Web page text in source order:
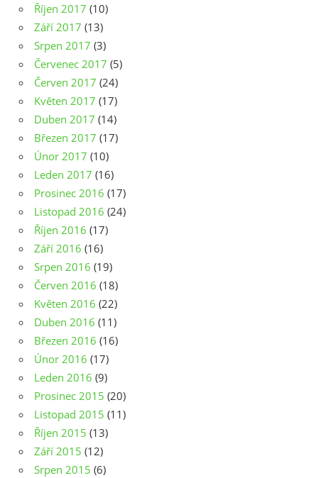
Říjen 2017 (10)
Září 2017 (13)
Srpen 2017 (3)
Červenec 2017 (5)
Červen 2017 (24)
Květen 2017 (17)
Duben 2017 (14)
Březen 2017 (17)
Únor 2017 (10)
Leden 2017 (16)
Prosinec 2016 (17)
Listopad 2016 (24)
Říjen 2016 (17)
Září 2016 (16)
Srpen 2016 (19)
Červen 2016 (18)
Květen 2016 (22)
Duben 2016 (11)
Březen 2016 (16)
Únor 2016 (17)
Leden 2016 (9)
Prosinec 2015 (20)
Listopad 2015 (11)
Říjen 2015 (13)
Září 2015 (12)
Srpen 2015 (6)